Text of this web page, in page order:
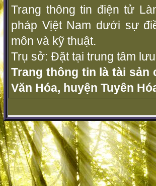
Trang thông tin điện tử
pháp Vịệt Nam dưới sự
môn và kỹ thuật.
Trụ sở: Đặt tại trung tâm
Trang thông tin là tài sản
Văn Hóa, huyện Tuyên